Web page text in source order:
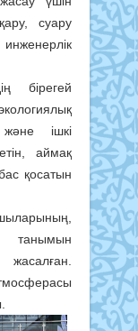
суару
бірегей
және ішкі
аймақ
қосатын
танымын